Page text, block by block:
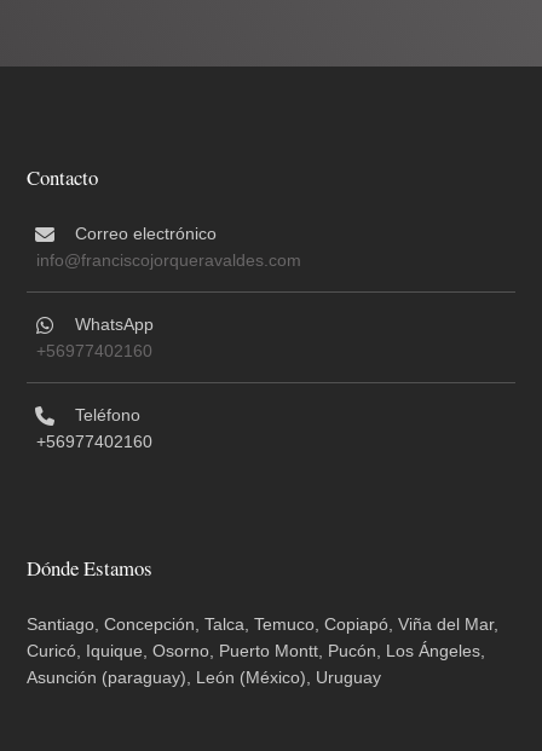
Contacto
Correo electrónico
info@franciscojorqueravaldes.com
WhatsApp
+56977402160
Teléfono
+56977402160
Dónde Estamos
Santiago, Concepción, Talca, Temuco, Copiapó, Viña del Mar,
Curicó, Iquique, Osorno, Puerto Montt, Pucón, Los Ángeles,
Asunción (paraguay), León (México), Uruguay